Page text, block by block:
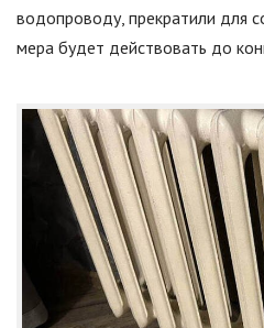
водопроводу, прекратили для
мера будет действовать до